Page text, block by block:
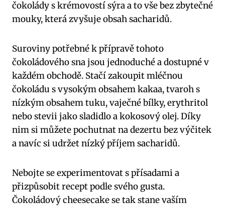
čokolády s krémovostí⁢ sýra a ​to vše bez​ zbytečné
‌mouky, která zvyšuje obsah sacharidů.
Suroviny potřebné⁤ k ‌přípravě tohoto
čokoládového sna jsou jednoduché a dostupné v
každém obchodě. Stačí ‌zakoupit mléčnou
‍čokoládu s vysokým ​obsahem kakaa, tvaroh⁤ s
nízkým obsahem tuku, ⁢vaječné bílky, ⁣erythritol
nebo stevii jako‍ sladidlo a kokosový olej. ‍Díky
nim si můžete pochutnat na ⁢dezertu bez výčitek
a⁢ navíc si udržet nízký příjem sacharidů.
Nebojte se experimentovat s přísadami ⁤a
⁤přizpůsobit recept podle svého gusta.
Čokoládový cheesecake se ‌tak⁤ stane ‌vaším